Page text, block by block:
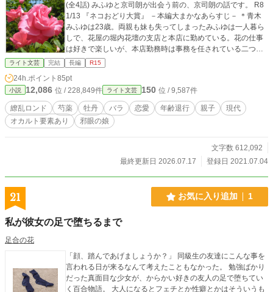
(全4話) みふゆと京司朗が出会う前の、京司朗の話です。 R8
1/13 『ネコおどり大賞』 －本編大まかなあらすじ－ ＊青木
みふゆは23歳。両親も妹も失ってしまったみふゆは一人暮ら
しで、花屋の堀内花壇の支店と本店に勤めている。花の仕事
は好きで楽しいが、本店勤務時は事務を任されている二つ年
上の林香苗に妬まれ嫌がらせを受けている。嫌がらせは徐々
に増え、辟易しているみふゆは転職も思案中。 林香苗は堀内
花壇社長の愛人でありながら、店のお得意様の、裏社会組織
も持つといわれる惣領家の当主･惣領貴之がみふゆを気に入っ
てかわいがっているのを妬んでいるのだ。 そして、惣領貴之
の懐刀とされる若頭・仙道京司朗も海外から帰国。みふゆが
貴之に取り入ろうとしているのではないかと、京司朗から疑
惣領貴之との親交を深め養女となるが、ある日予知をきっか
けに高熱を出し年齢を退行させてゆくことになる。みふゆの
ローグ ロンド～廻る命～ 本編最終回です。200話の一部を19
9.(2)にしたため、199.(2)から最終話シリーズになりました。
物とはなんら関係ありません。架空の町が舞台です。 現在の
木礼夏)の物語。 『恋人はメリーさん』(主人公は京司朗の後
輩･東雲結) 『繚乱ロンド』の元になった2作品 『花物語』に
入っている『カサブランカ・ダディ(全五話)』『花冠はタンポ
ライト文芸 完結 長編 R15
24h.ポイント 85pt
小説 12,086 位 / 228,849件 ライト文芸 150 位 / 9,587件
繚乱ロンド 芍薬 牡丹 バラ 恋愛 年齢退行 親子
現代
オカルト要素あり
邪眼の娘
文字数 612,092
最終更新日 2026.07.17
登録日 2021.07.04
21 お気に入り追加 1
私が彼女の足で堕ちるまで
足合の花
「顔、踏んであげましょうか？」 同級生の友達にこんな事を
言われる日が来るなんて考えたこともなかった。 勉強ばかり
だった真面目な少女が、からかい好きの友人の足で堕ちてい
く百合物語。 大人になるとフェチとか性癖とかはそういうも